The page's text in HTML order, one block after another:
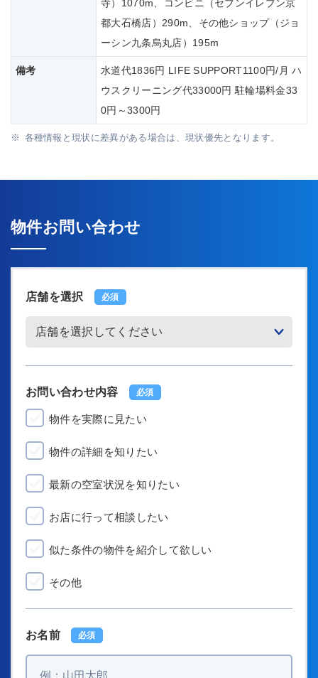
寺）1070m、コンビニ（セブンイレブン京
都大石橋店）290m、その他ショップ（ジョ
ーシン九条烏丸店）195m
備考
水道代1836円 LIFE SUPPORT1100円/月 ハ
ウスクリーニング代33000円 駐輪場料金33
0円～3300円
各種情報と現状に差異がある場合は、現状優先となります。
物件お問い合わせ